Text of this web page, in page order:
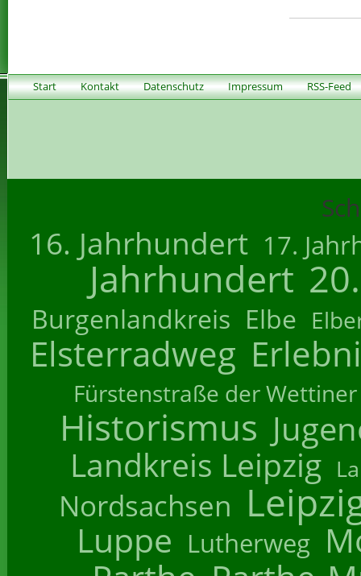
Start Kontakt Datenschutz Impressum RSS-Feed
16. Jahrhundert 17.
Jahrhundert
Burgenlandkreis Elbe
Elsterradweg
Fürstenstraße der Wettiner
Historismus
Landkreis Leipzig
Nordsachsen
Luppe Lutherweg